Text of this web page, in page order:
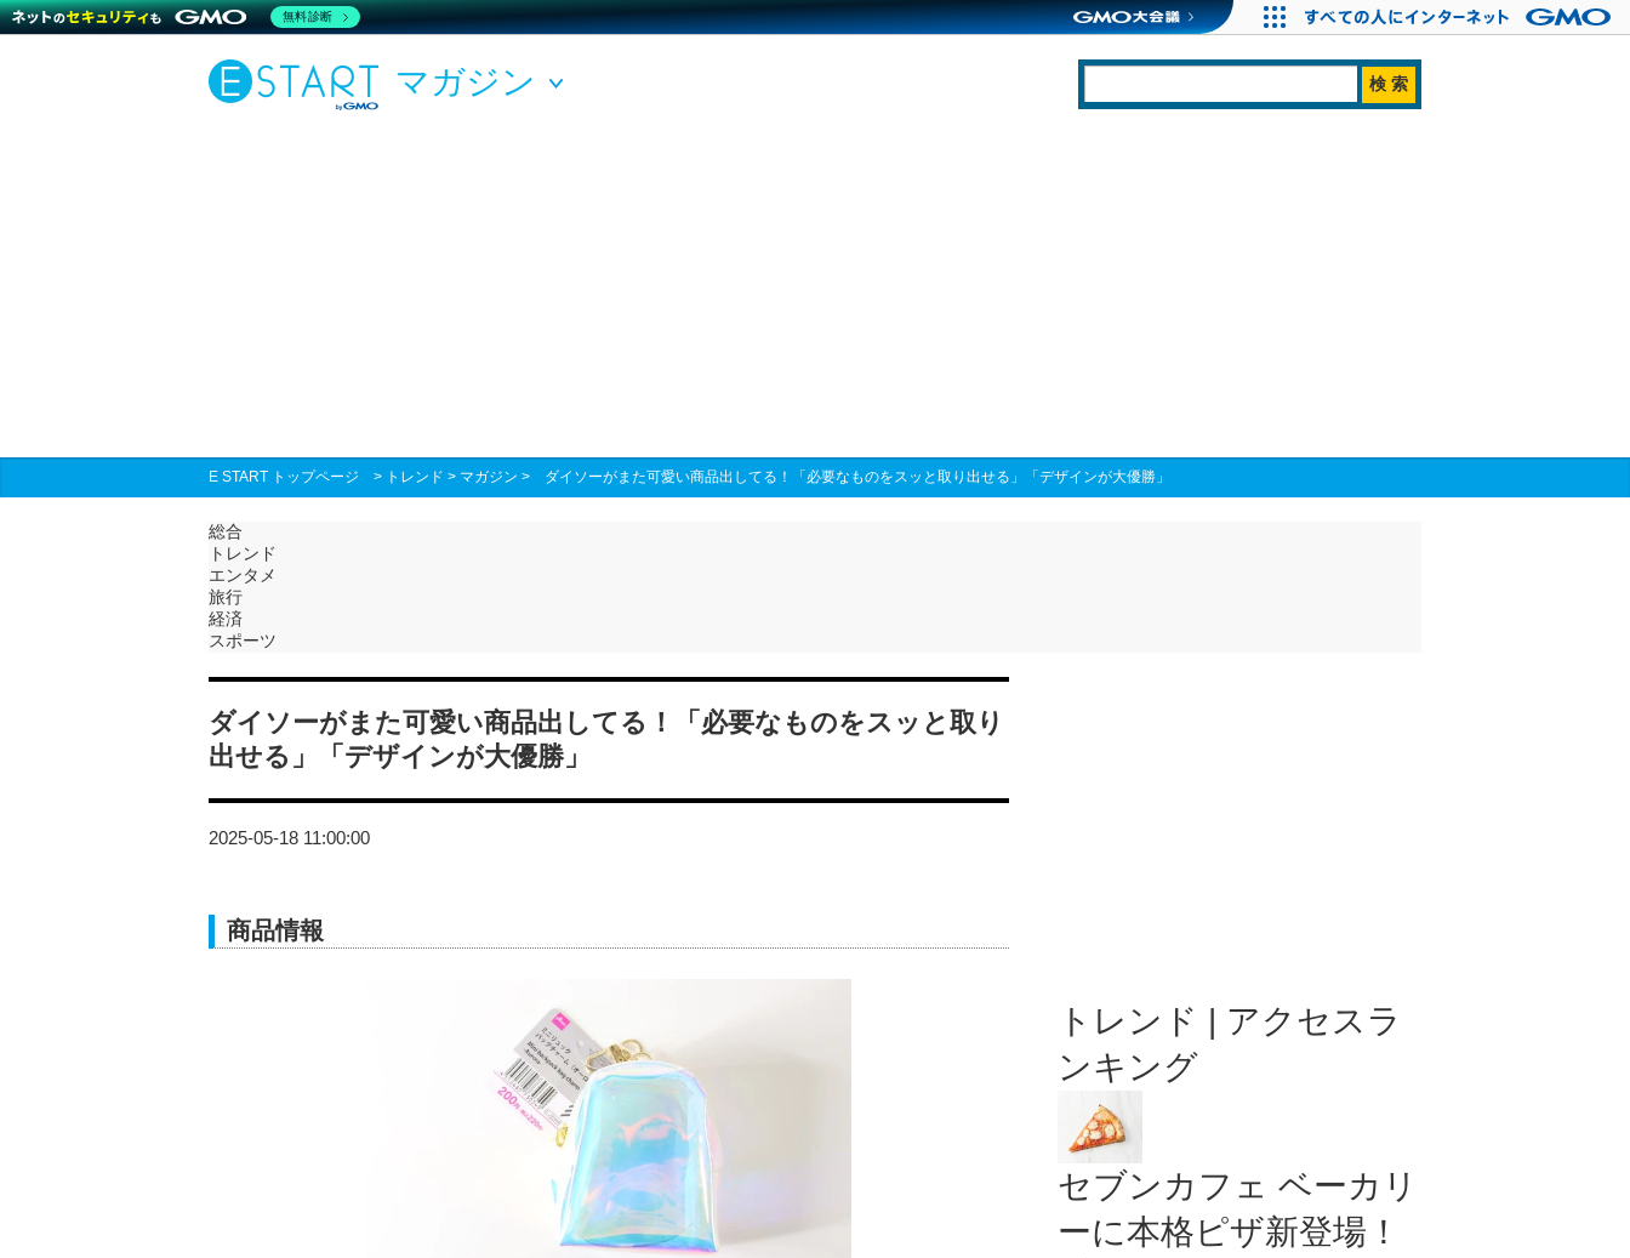
マガジン
E START トップページ > トレンド > マガジン > ダイソーがまた可愛い商品出してる！「必要なものをスッと取り出せる」「デザインが大優勝」
総合
トレンド
エンタメ
旅行
経済
スポーツ
ダイソーがまた可愛い商品出してる！「必要なものをスッと取り
出せる」「デザインが大優勝」
2025-05-18 11:00:00
商品情報
トレンド | アクセスラ
ンキング
セブンカフェ ベーカリ
ーに本格ピザ新登場！
無料診断